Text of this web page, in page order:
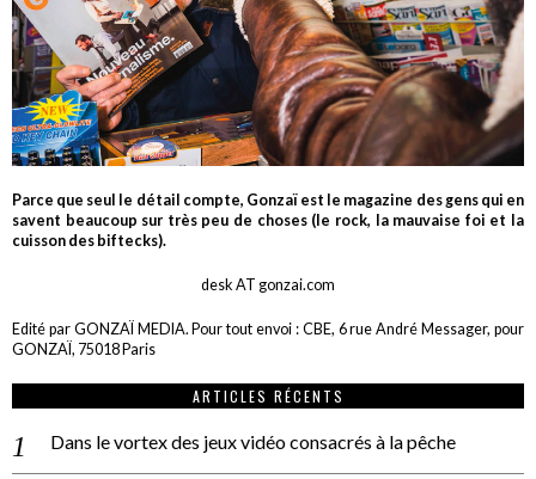
Parce que seul le détail compte, Gonzaï est le magazine des gens qui en
savent beaucoup sur très peu de choses (le rock, la mauvaise foi et la
cuisson des biftecks).
desk AT gonzai.com
Edité par GONZAÏ MEDIA. Pour tout envoi : CBE, 6 rue André Messager, pour
GONZAÏ, 75018 Paris
ARTICLES RÉCENTS
Dans le vortex des jeux vidéo consacrés à la pêche